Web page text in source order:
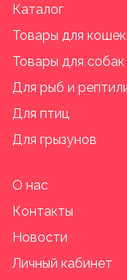
Каталог
Товары для кошек
Товары для собак
Для рыб и
Для птиц
Для грызунов
О нас
Контакты
Новости
Личный кабинет